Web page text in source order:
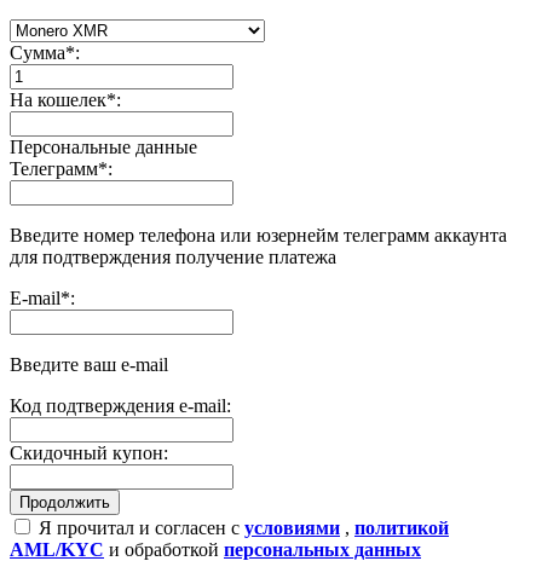
Сумма*:
На кошелек*:
Персональные данные
Телеграмм*:
Введите номер телефона или юзернейм телеграмм аккаунта
для подтверждения получение платежа
E-mail*:
Введите ваш e-mail
Код подтверждения e-mail:
Скидочный купон:
Я прочитал и согласен с условиями , политикой
AML/KYC и обработкой персональных данных